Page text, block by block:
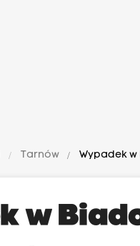
Tarnów Wypadek w
w